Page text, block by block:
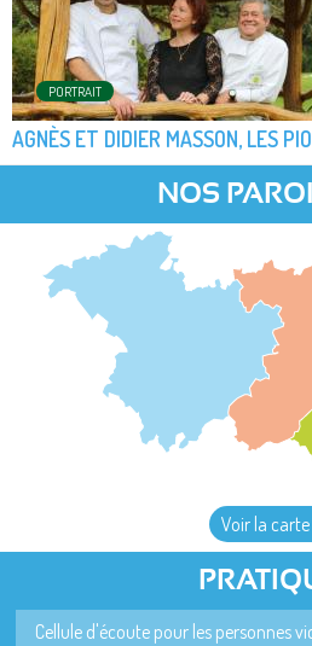
PORTRAIT
AGNÈS ET DIDIER MASSON, LES
NOS
Voir la carte
Cellule d'écoute pour les personnes